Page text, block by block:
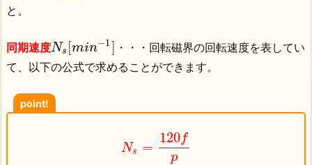
と。
同期速度Ns [min−1] ・・・回転磁界の回転速度を表してい
て、以下の公式で求めることができます。
point!
Ns =
120f
p